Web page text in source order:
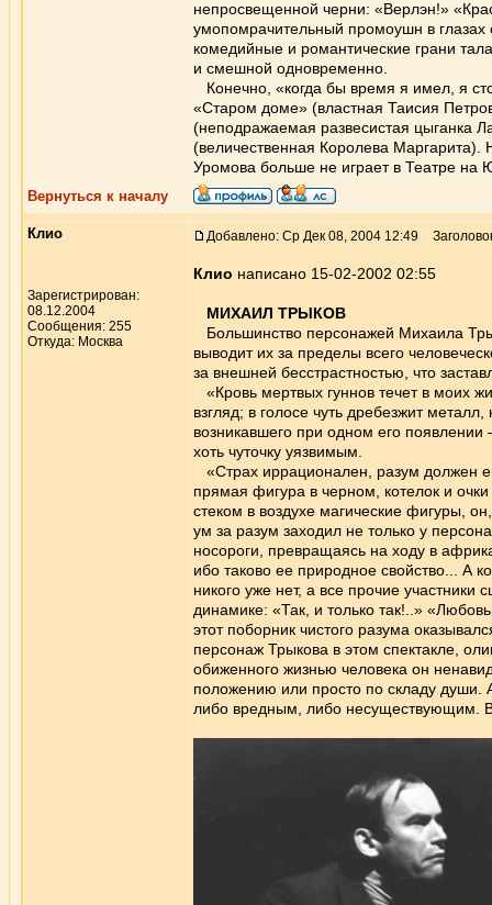
непросвещенной черни: «Верлэн!»
умопомрачительный промоушн в глазах
комедийные и романтические грани
и смешной одновременно.
Конечно, «когда бы время я имел, я
«Старом доме» (властная Таисия
(неподражаемая развесистая цыганка
(величественная Королева
Уромова больше не играет в Театре на
Вернуться к началу
Клио
Зарегистрирован:
08.12.2004
Сообщения: 255
Откуда: Москва
Добавлено: Ср Дек 08, 2004 12:49
Клио написано 15-02-2002 02:55
МИХАИЛ ТРЫКОВ
Большинство персонажей Михаила
выводит их за пределы всего
за внешней бесстрастностью, что
«Кровь мертвых гуннов течет в моих
взгляд; в голосе чуть дребезжит
возникавшего при одном его
хоть чуточку уязвимым.
«Страх иррационален, разум должен
прямая фигура в черном, котелок и
стеком в воздухе магические фигуры,
ум за разум заходил не только у
носороги, превращаясь на ходу в
ибо таково ее природное свойство... А
никого уже нет, а все прочие
динамике: «Так, и только так!..»
этот поборник чистого разума
персонаж Трыкова в этом спектакле,
обиженного жизнью человека он
положению или просто по складу души.
либо вредным, либо несуществующим.